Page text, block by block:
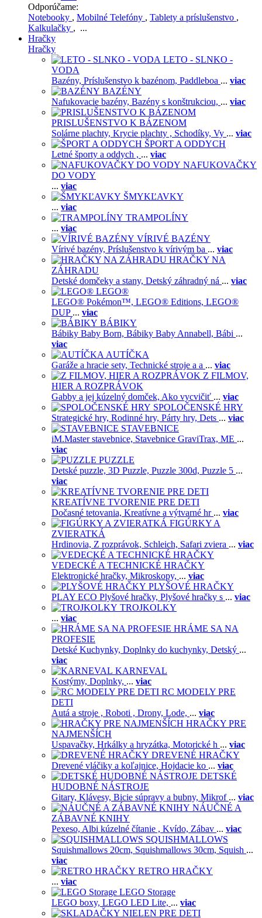
Odporúčame:
Notebooky , Mobilné Telefóny , Tablety a príslušenstvo ,
Kalkulačky , ...
Hračky
Hračky
LETO - SLNKO -
VODA
Bazény, Príslušenstvo k bazénom, Paddleboa ... viac
BAZÉNY
Nafukovacie bazény, Bazény s konštrukciou, ... viac
PRISLUŠENSTVO K BÁZENOM
Solárne plachty, Krycie plachty , Schodíky, Vy ... viac
ŠPORT A ODDYCH
Letné športy a oddych , ... viac
NAFUKOVAČKY
DO VODY
... viac
ŠMYKĽAVKY
... viac
TRAMPOLÍNY
... viac
VÍRIVÉ BAZÉNY
Vírivé bazény, Príslušenstvo k vírivým ba ... viac
HRAČKY NA
ZÁHRADU
Detské domčeky a stany, Detský záhradný ná ... viac
LEGO®
LEGO® Pokémon™, LEGO® Editions, LEGO®
DUP ... viac
BÁBIKY
Bábiky Baby Born, Bábiky Baby Annabell, Bábi ...
viac
AUTÍČKA
Garáže a hracie sety, Technické stroje a a ... viac
Z FILMOV,
HIER A ROZPRÁVOK
Gabby a jej kúzelný domček, Ako vycvičiť ... viac
SPOLOČENSKÉ HRY
Strategické hry, Rodinné hry, Párty hry, Dets ... viac
STAVEBNICE
iM.Master stavebnice, Stavebnice GraviTrax, ME ...
viac
PUZZLE
Detské puzzle, 3D Puzzle, Puzzle 300d, Puzzle 5 ...
viac
KREATÍVNE TVORENIE PRE DETI
Dočasné tetovania, Kreatívne a výtvarné hr ... viac
FIGÚRKY A
ZVIERATKÁ
Hrdinovia, Z rozprávok, Schleich, Safari zviera ... viac
VEDECKÉ A TECHNICKÉ HRAČKY
Elektronické hračky, Mikroskopy, ... viac
PLYŠOVÉ HRAČKY
PLAY ECO Plyšové hračky, Plyšové hračky s ... viac
TROJKOLKY
... viac
HRÁME SA NA
PROFESIE
Detské Kuchynky, Doplnky do kuchynky, Detský ...
viac
KARNEVAL
Kostýmy, Doplnky, ... viac
RC MODELY PRE
DETI
Autá a stroje , Roboti , Drony, Lode, ... viac
HRAČKY PRE
NAJMENŠÍCH
Uspavačky, Hrkálky a hryzátka, Motorické h ... viac
DREVENÉ HRAČKY
Drevené vláčiky a koľajnice, Hojdacie ko ... viac
DETSKÉ
HUDOBNÉ NÁSTROJE
Gitary, Klávesy, Bicie súpravy a bubny, Mikrof ... viac
NÁUČNÉ A
ZÁBAVNÉ KNIHY
Pexeso, Albi kúzelné čítanie , Kvído, Zábav ... viac
SQUISHMALLOWS
Squishmallows 20cm, Squishmallows 30cm, Squish ...
viac
RETRO HRAČKY
... viac
LEGO Storage
LEGO boxy, LEGO LED Lite, ... viac